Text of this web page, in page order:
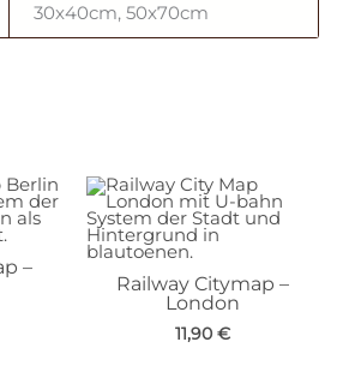
30x40cm, 50x70cm
–
Railway Citymap –
London
11,90 €